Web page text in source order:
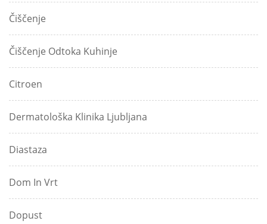
Čiščenje
Čiščenje Odtoka Kuhinje
Citroen
Dermatološka Klinika Ljubljana
Diastaza
Dom In Vrt
Dopust